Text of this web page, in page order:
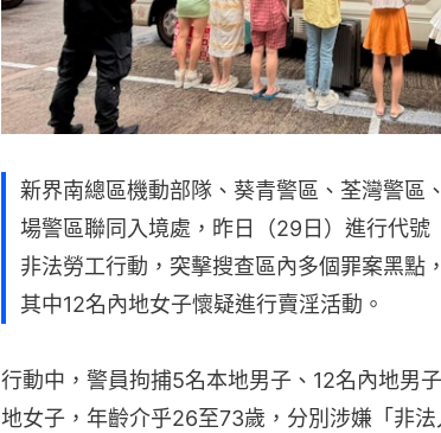
新界南總區機動部隊、葵青警區、荃灣警區
場警區聯同入境處，昨日（29日）進行代號
非法勞工行動，突擊搜查區內多個罪案黑點
其中12名內地女子懷疑進行賣淫活動。
行動中，警員拘捕5名本地男子、12名內地男
地女子，年齡介乎26至73歲，分別涉嫌「非